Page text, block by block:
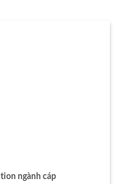
ngành cáp